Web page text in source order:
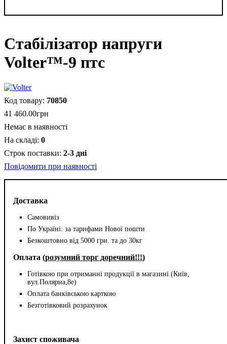
Стабілізатор напруги
Volter™-9 птс
Доставка
Самовивіз
По Україні: за тарифами Нової пошти
Безкоштовно від 5000 грн. та до 30кг
Оплата (розумний торг доречний!!!)
Готівкою при отриманні продукції в магазині (Київ,
вул.Полярна,8е)
Оплата банківською карткою
Безготівковий розрахунок
Захист споживача
70850
41 460.00грн
Немає в наявності
0
2-3 дні
Повідомити при наявності